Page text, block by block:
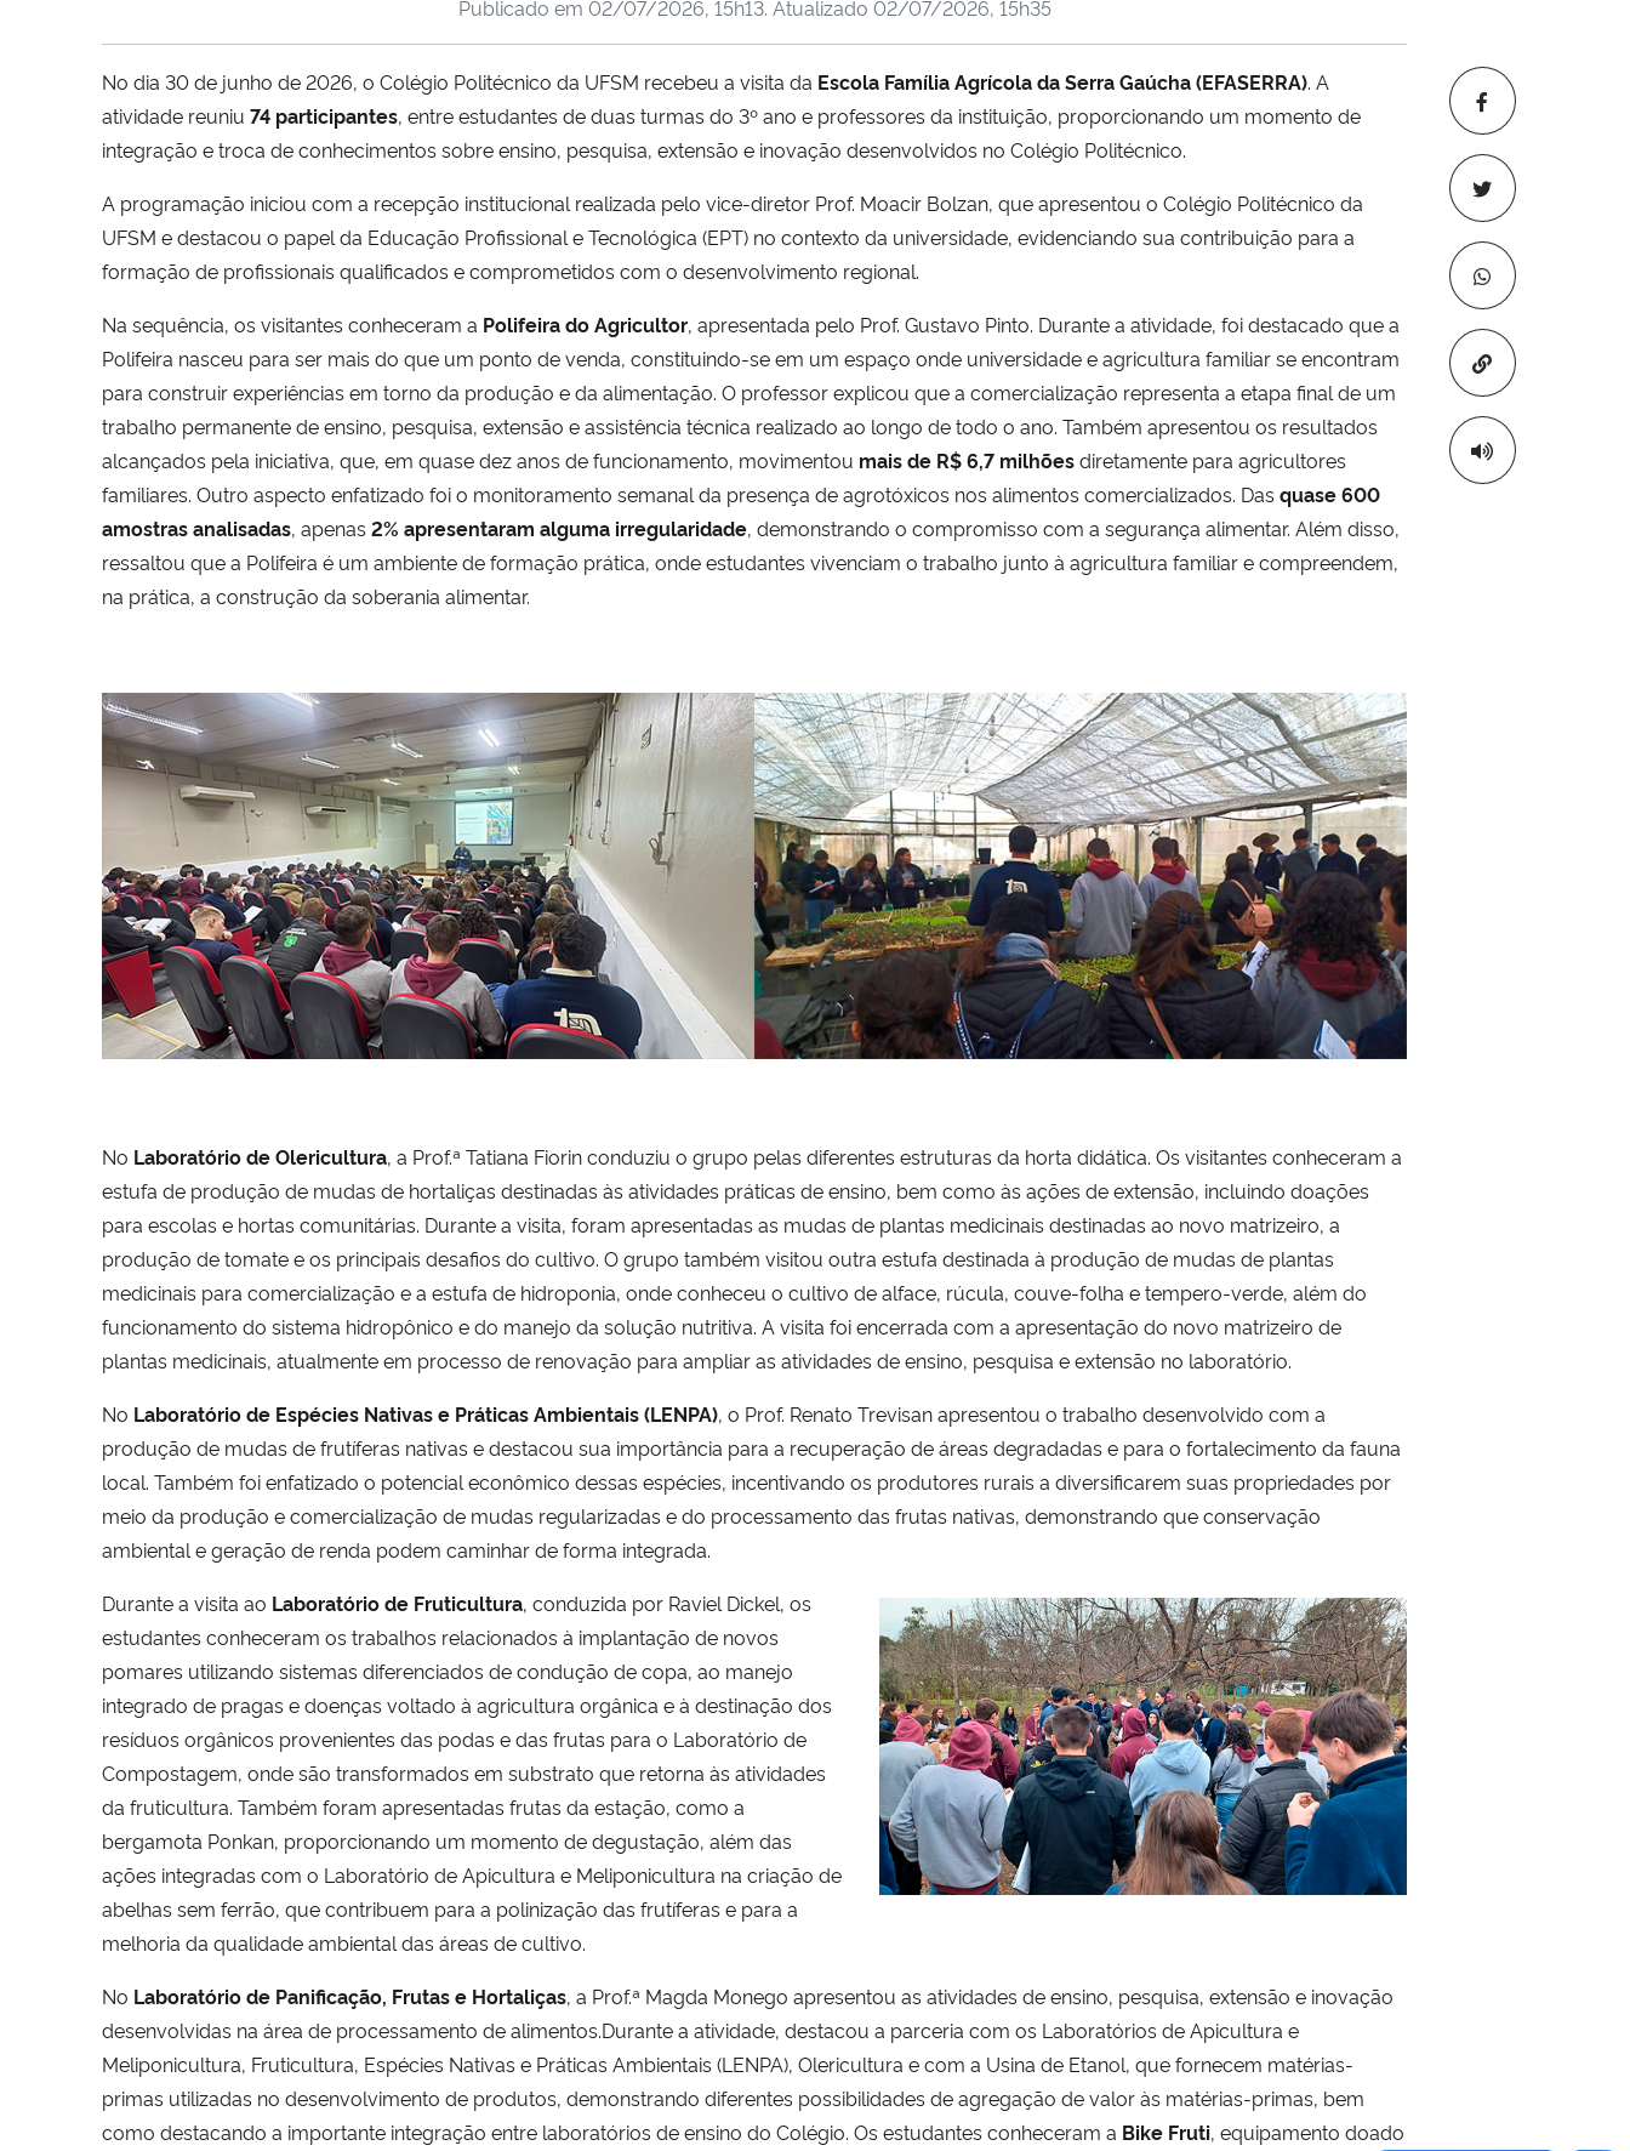
Copiar para
Publicado em 02/07/2026, 15h13. Atualizado 02/07/2026, 15h35
No dia 30 de junho de 2026, o Colégio Politécnico da UFSM recebeu a visita da Escola Família Agrícola da Serra Gaúcha (EFASERRA). A
atividade reuniu 74 participantes, entre estudantes de duas turmas do 3º ano e professores da instituição, proporcionando um momento de
integração e troca de conhecimentos sobre ensino, pesquisa, extensão e inovação desenvolvidos no Colégio Politécnico.
A programação iniciou com a recepção institucional realizada pelo vice-diretor Prof. Moacir Bolzan, que apresentou o Colégio Politécnico da
UFSM e destacou o papel da Educação Profissional e Tecnológica (EPT) no contexto da universidade, evidenciando sua contribuição para a
formação de profissionais qualificados e comprometidos com o desenvolvimento regional.
Na sequência, os visitantes conheceram a Polifeira do Agricultor, apresentada pelo Prof. Gustavo Pinto. Durante a atividade, foi destacado que a
Polifeira nasceu para ser mais do que um ponto de venda, constituindo-se em um espaço onde universidade e agricultura familiar se encontram
para construir experiências em torno da produção e da alimentação. O professor explicou que a comercialização representa a etapa final de um
trabalho permanente de ensino, pesquisa, extensão e assistência técnica realizado ao longo de todo o ano. Também apresentou os resultados
alcançados pela iniciativa, que, em quase dez anos de funcionamento, movimentou mais de R$ 6,7 milhõesdiretamente para agricultores
familiares. Outro aspecto enfatizado foi o monitoramento semanal da presença de agrotóxicos nos alimentos comercializados. Das quase 600
amostras analisadas, apenas 2% apresentaram alguma irregularidade, demonstrando o compromisso com a segurança alimentar. Além disso,
ressaltou que a Polifeira é um ambiente de formação prática, onde estudantes vivenciam o trabalho junto à agricultura familiar e compreendem,
na prática, a construção da soberania alimentar.
No Laboratório de Olericultura, a Prof.ª Tatiana Fiorin conduziu o grupo pelas diferentes estruturas da horta didática. Os visitantes conheceram a
estufa de produção de mudas de hortaliças destinadas às atividades práticas de ensino, bem como às ações de extensão, incluindo doações
para escolas e hortas comunitárias. Durante a visita, foram apresentadas as mudas de plantas medicinais destinadas ao novo matrizeiro, a
produção de tomate e os principais desafios do cultivo. O grupo também visitou outra estufa destinada à produção de mudas de plantas
medicinais para comercialização e a estufa de hidroponia, onde conheceu o cultivo de alface, rúcula, couve-folha e tempero-verde, além do
funcionamento do sistema hidropônico e do manejo da solução nutritiva. A visita foi encerrada com a apresentação do novo matrizeiro de
plantas medicinais, atualmente em processo de renovação para ampliar as atividades de ensino, pesquisa e extensão no laboratório.
No Laboratório de Espécies Nativas e Práticas Ambientais (LENPA), o Prof. Renato Trevisan apresentou o trabalho desenvolvido com a
produção de mudas de frutíferas nativas e destacou sua importância para a recuperação de áreas degradadas e para o fortalecimento da fauna
local. Também foi enfatizado o potencial econômico dessas espécies, incentivando os produtores rurais a diversificarem suas propriedades por
meio da produção e comercialização de mudas regularizadas e do processamento das frutas nativas, demonstrando que conservação
ambiental e geração de renda podem caminhar de forma integrada.
Durante a visita ao Laboratório de Fruticultura, conduzida por Raviel Dickel, os
estudantes conheceram os trabalhos relacionados à implantação de novos
pomares utilizando sistemas diferenciados de condução de copa, ao manejo
integrado de pragas e doenças voltado à agricultura orgânica e à destinação dos
resíduos orgânicos provenientes das podas e das frutas para o Laboratório de
Compostagem, onde são transformados em substrato que retorna às atividades
da fruticultura. Também foram apresentadas frutas da estação, como a
bergamota Ponkan, proporcionando um momento de degustação, além das
ações integradas com o Laboratório de Apicultura e Meliponicultura na criação de
abelhas sem ferrão, que contribuem para a polinização das frutíferas e para a
melhoria da qualidade ambiental das áreas de cultivo.
No Laboratório de Panificação, Frutas e Hortaliças, a Prof.ª Magda Monego apresentou as atividades de ensino, pesquisa, extensão e inovação
desenvolvidas na área de processamento de alimentos.Durante a atividade, destacou a parceria com os Laboratórios de Apicultura e
Meliponicultura, Fruticultura, Espécies Nativas e Práticas Ambientais (LENPA), Olericultura e com a Usina de Etanol, que fornecem matérias-
primas utilizadas no desenvolvimento de produtos, demonstrando diferentes possibilidades de agregação de valor às matérias-primas, bem
como destacando a importante integração entre laboratórios de ensino do Colégio. Os estudantes conheceram a Bike Fruti, equipamento doado